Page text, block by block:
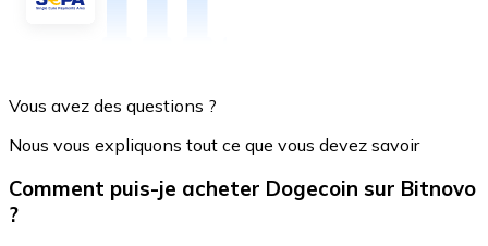
Vous avez des questions ?
Nous vous expliquons tout ce que vous devez savoir
Comment puis-je acheter Dogecoin sur Bitnovo
?